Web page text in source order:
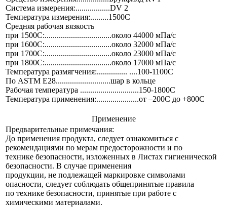
Cистема измерения:.................DV 2
Температура измерения:.........1500С
Средняя рабочая вязкость
при 1500С:.................................около 44000 мПа/с
при 1600С:.................................около 32000 мПа/с
при 1700С:.................................около 23000 мПа/с
при 1800С:.................................около 17000 мПа/с
Температура размягчения:............... ....100-1100С
По ASTM E28...........................шар в кольце
Рабочая температура .............................150-1800С
Температура применения:.....................от –200С до +800С
Применение
Предварительные примечания:
До применения продукта, следует ознакомиться с
рекомендациями по мерам предосторожности и по
технике безопасности, изложенных в Листах гигиенической
безопасности. В случае применения
продукции, не подлежащей маркировке символами
опасности, следует соблюдать общепринятые правила
по технике безопасности, принятые при работе с
химическими материалами.